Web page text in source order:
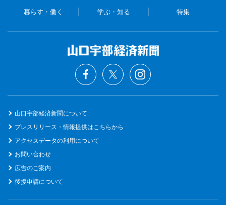
暮らす・働く 学ぶ・知る 特集
山口宇部経済新聞について
プレスリリース・情報提供はこちらから
アクセスデータの利用について
お問い合わせ
広告のご案内
後援申請について